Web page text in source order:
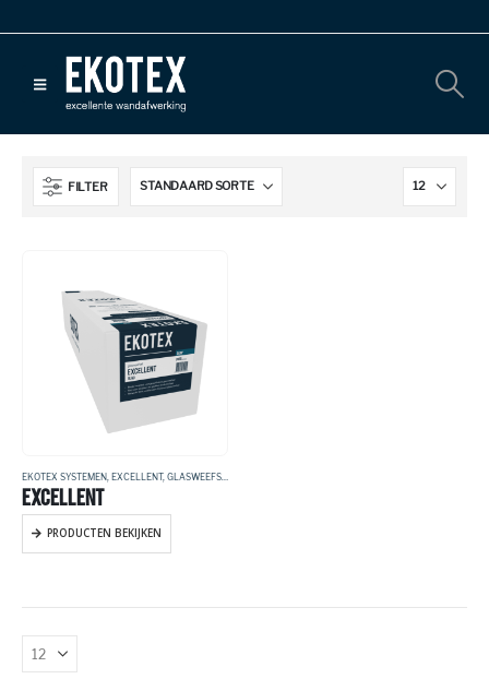
FILTER
EKOTEX SYSTEMEN EXCELLENT, GLASWEEFSEL
EXCELLENT
PRODUCTEN BEKIJKEN